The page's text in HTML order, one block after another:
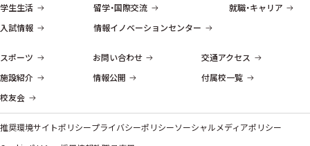
学生生活
留学・国際交流
就職・キャリア
入試情報
情報イノベーションセンター
スポーツ お問い合わせ
交通アクセス
施設紹介
情報公開
付属校一覧
校友会
推奨環境サイトポリシープライバシーポリシーソーシャルメディアポリシー